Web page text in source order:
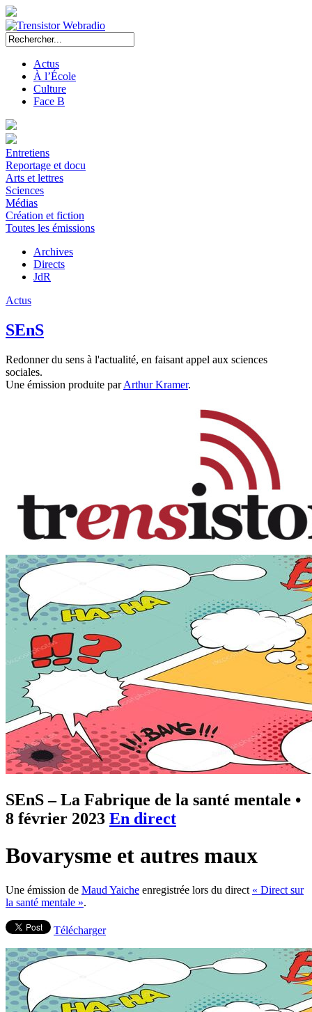
Actus
À l’École
Culture
Face B
Entretiens
Reportage et docu
Arts et lettres
Sciences
Médias
Création et fiction
Toutes les émissions
Archives
Directs
JdR
Actus
SEnS
Redonner du sens à l'actualité, en faisant appel aux sciences
sociales.
Une émission produite parArthur Kramer.
SEnS – La Fabrique de la santé mentale •
8 février 2023 En direct
Bovarysme et autres maux
Une émission de Maud Yaiche enregistrée lors du direct « Direct sur
la santé mentale ».
Télécharger